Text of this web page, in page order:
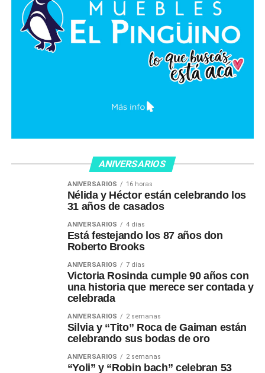
ANIVERSARIOS
ANIVERSARIOS 16 horas
Nélida y Héctor están celebrando los
31 años de casados
ANIVERSARIOS 4 días
Está festejando los 87 años don
Roberto Brooks
ANIVERSARIOS 7 días
Victoria Rosinda cumple 90 años con
una historia que merece ser contada y
celebrada
ANIVERSARIOS 2 semanas
Silvia y “Tito” Roca de Gaiman están
celebrando sus bodas de oro
ANIVERSARIOS 2 semanas
“Yoli” y “Robin bach” celebran 53